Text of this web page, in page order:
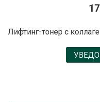
Лифтинг-тонер с